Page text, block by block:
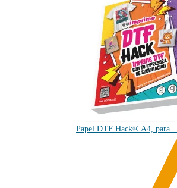
Papel DTF Hack® A4, para...